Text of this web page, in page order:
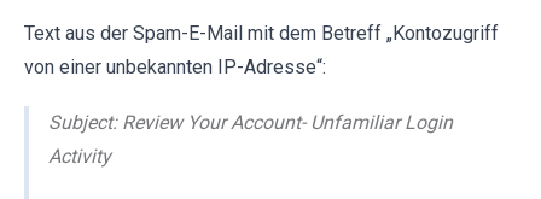
Text aus der Spam-E-Mail mit dem Betreff „Kontozugriff
von einer unbekannten IP-Adresse“:
Subject: Review Your Account- Unfamiliar Login
Activity